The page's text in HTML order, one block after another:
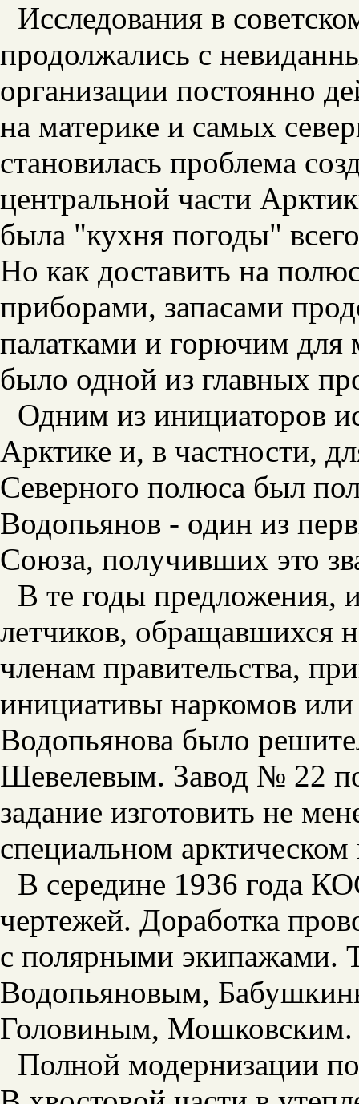
Исследования в
продолжались с
организации постоянно
на материке и самых
становилась проблема
центральной части
была "кухня погоды"
Но как доставить на
приборами, запасами
палатками и горючим для
было одной из главных
Одним из инициаторов
Арктике и, в частности,
Северного полюса был
Водопьянов - один из
Союза, получивших это
В те годы предложения,
летчиков, обращавшихся
членам правительства,
инициативы наркомов
Водопьянова было
Шевелевым. Завод № 22
задание изготовить не
специальном арктическом
В середине 1936 года
чертежей. Доработка
с полярными экипажами.
Водопьяновым,
Головиным, Мошковским.
Полной модернизации